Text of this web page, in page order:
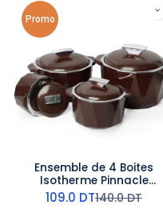
Promo
Ensemble de 4 Boites
Isotherme Pinnacle
Marron
109.0 DT140.0DT